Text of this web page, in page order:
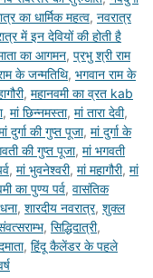
का धार्मिक महत्व, नवरात्र
में इन देवियों की होती है
का आगमन, प्रभु श्री राम
के जन्मतिथि, भगवान राम के
, महानवमी का व्रत kab
, मां छिन्नमस्ता, मां तारा देवी,
दुर्गा की गुप्त पूजा, मां दुर्गा के
की गुप्त पूजा, मां भगवती
, मां भुवनेश्वरी, मां महागौरी, मां
का पुण्य पर्व, वासंतिक
, शारदीय नवरात्र, शुक्ल
, सिद्धिदात्री,
, हिंदू कैलेंडर के पहले